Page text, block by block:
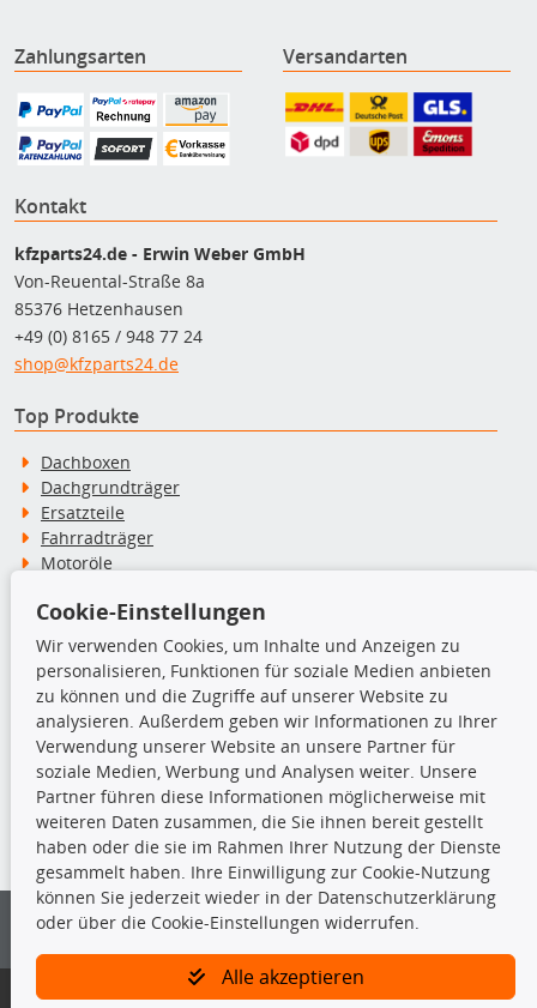
Zahlungsarten Versandarten
Kontakt
kfzparts24.de - Erwin Weber GmbH
Von-Reuental-Straße 8a
85376 Hetzenhausen
+49 (0) 8165 / 948 77 24
shop@kfzparts24.de
Top Produkte
Dachboxen
Dachgrundträger
Ersatzteile
Fahrradträger
Motoröle
Schneeketten
TecDoc Inside
Die hier angezeigten Daten insbesondere die gesamte Datenbank dürfen
nicht kopiert werden.
Es ist zu unterlassen, die Daten oder die gesamte Datenbank ohne
vorherige Zustimmung von TecDoc zu vervielfältigen, zu verbreiten
und/oder diese Handlungen durch Dritte ausführen zu lassen. Ein
Bitte prüfen Sie, ob das über unseren Onlineshop identifizierte Ersatzteil
Cookie-Einstellungen
Wir verwenden Cookies, um Inhalte und Anzeigen zu
personalisieren, Funktionen für soziale Medien anbieten
zu können und die Zugriffe auf unserer Website zu
analysieren. Außerdem geben wir Informationen zu Ihrer
Verwendung unserer Website an unsere Partner für
soziale Medien, Werbung und Analysen weiter. Unsere
Partner führen diese Informationen möglicherweise mit
weiteren Daten zusammen, die Sie ihnen bereit gestellt
haben oder die sie im Rahmen Ihrer Nutzung der Dienste
gesammelt haben. Ihre Einwilligung zur Cookie-Nutzung
können Sie jederzeit wieder in der Datenschutzerklärung
oder über die Cookie-Einstellungen widerrufen.
Alle akzeptieren